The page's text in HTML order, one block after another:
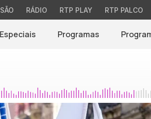
RÁDIO RTP PLAY RTP PALCO
Especiais Programas